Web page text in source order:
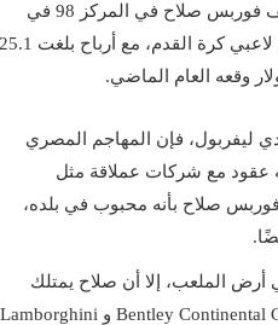
تبلغ القيمة الصافية لثروة محمد صلاح 70 مليون دولار، وتصنف فوربس صلاح في المركز 98 في
قائمة الرياضيين الأعلى أجرًا لعام 2019 ، وفي المرتبة 12 بين لاعبي كرة القدم، مع أرباح بلغت 25.1
ليفربول، فإن المهاجم المصري
عقود مع شركات عملاقة مثل
صلاح بأنه محبوب في بلده،
أرض الملعب، إلا أن صلاح يمتلك
أسطولًا رائعًا من السيارات، حيث يمتلك سيارات من طراز Bentley Continental GT و Lamborghini